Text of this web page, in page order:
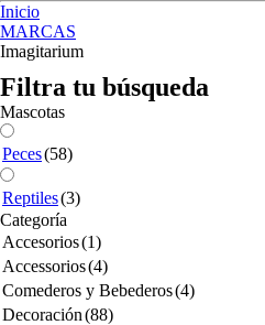
Inicio
MARCAS
Imagitarium
Filtra tu búsqueda
Mascotas
Peces(58)
Reptiles(3)
Categoría
Accesorios(1)
Accessorios(4)
Comederos y Bebederos(4)
Decoración(88)